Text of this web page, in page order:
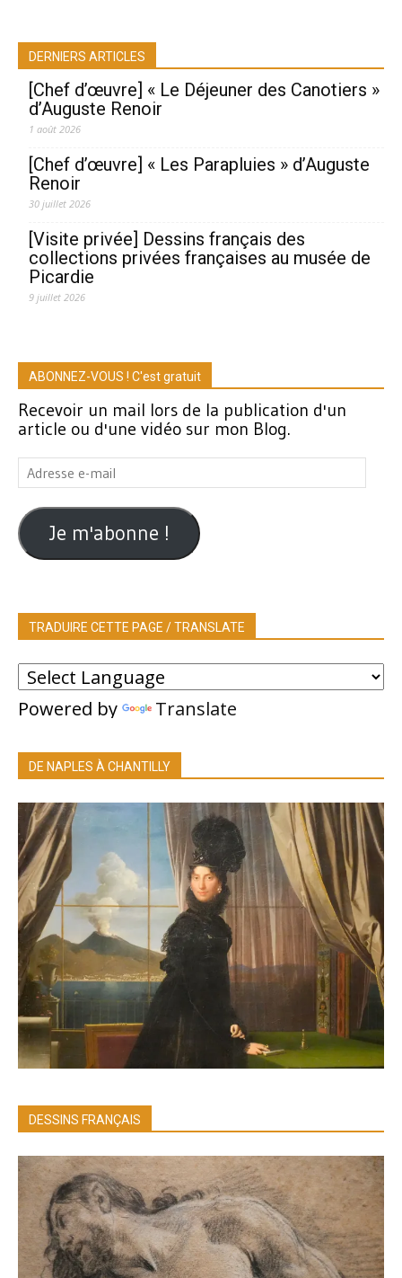
DERNIERS ARTICLES
[Chef d’œuvre] « Le Déjeuner des Canotiers »
d’Auguste Renoir
1 août 2026
[Chef d’œuvre] « Les Parapluies » d’Auguste
Renoir
30 juillet 2026
[Visite privée] Dessins français des
collections privées françaises au musée de
Picardie
9 juillet 2026
ABONNEZ-VOUS ! C'est gratuit
Recevoir un mail lors de la publication d'un
article ou d'une vidéo sur mon Blog.
Adresse
e-
mail
Je m'abonne !
TRADUIRE CETTE PAGE / TRANSLATE
Powered by Translate
DE NAPLES À CHANTILLY
DESSINS FRANÇAIS